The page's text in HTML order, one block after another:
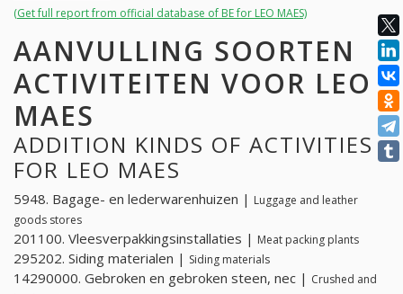
(Get full report from official database of BE for LEO MAES)
AANVULLING SOORTEN
ACTIVITEITEN VOOR LEO
MAES
ADDITION KINDS OF ACTIVITIES
FOR LEO MAES
5948. Bagage- en lederwarenhuizen | Luggage and leather
goods stores
201100. Vleesverpakkingsinstallaties | Meat packing plants
295202. Siding materialen | Siding materials
14290000. Gebroken en gebroken steen, nec | Crushed and